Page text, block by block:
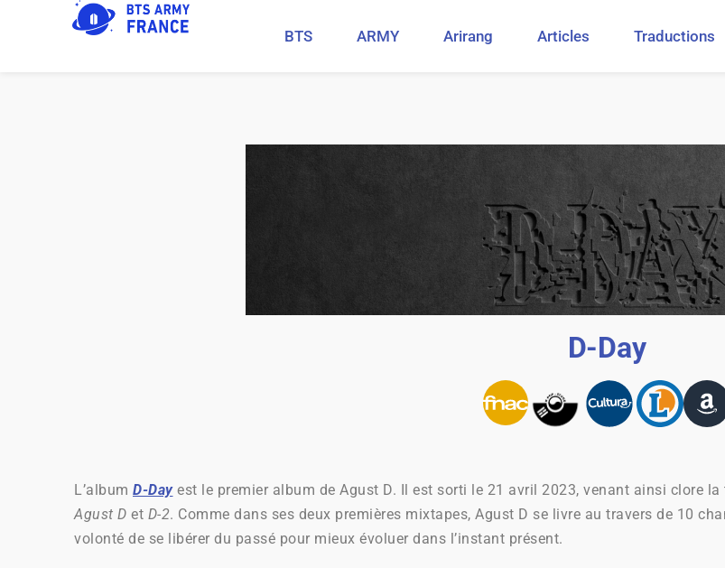
BTS ARMY Arirang Articles Traductions
D-Day
L’album D-Dayest le premier album de Agust D. Il est sorti le 21 avril 2023, venant ainsi clore
Agust D et D-2. Comme dans ses deux premières mixtapes, Agust D se livre au travers de 10
volonté de se libérer du passé pour mieux évoluer dans l’instant présent.